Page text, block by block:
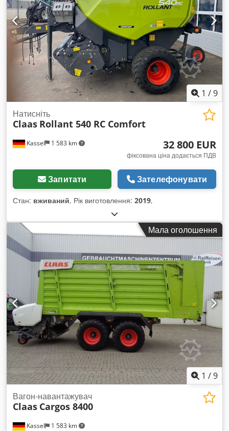
1 /9
Kassel 1 583 km
Натисніть
Claas Rollant 540 RC Comfort
32 800 EUR
фіксована ціна додається ПДВ
Запитати Зателефонувати
Стан: вживаний, Рік виготовлення: 2019,
Мала оголошення
1 /9
Kassel 1 583 km
Вагон-навантажувач
Claas Cargos 8400